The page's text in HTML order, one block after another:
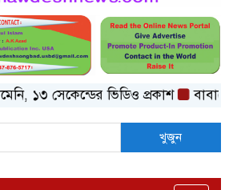
সেকেন্ডের ভিডিও প্রকাশ বাবাকে শেষ
খুজুন